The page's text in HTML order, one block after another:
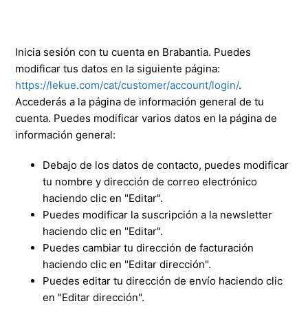
Inicia sesión con tu cuenta en Brabantia. Puedes
modificar tus datos en la siguiente página:
https://lekue.com/cat/customer/account/login/.
Accederás a la página de información general de tu
cuenta. Puedes modificar varios datos en la página de
información general:
Debajo de los datos de contacto, puedes modificar
tu nombre y dirección de correo electrónico
haciendo clic en "Editar".
Puedes modificar la suscripción a la newsletter
haciendo clic en "Editar".
Puedes cambiar tu dirección de facturación
haciendo clic en "Editar dirección".
Puedes editar tu dirección de envío haciendo clic
en "Editar dirección".